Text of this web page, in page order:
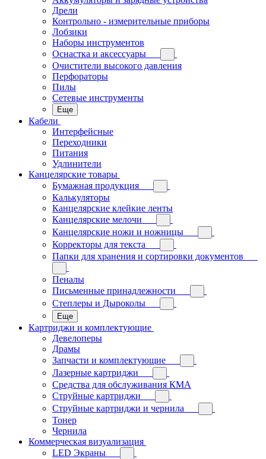
Дрели
Контрольно - измерительные приборы
Лобзики
Наборы инструментов
Оснастка и аксессуары
Очистители высокого давления
Перфораторы
Пилы
Сетевые инструменты
Еще
Кабели
Интерфейсные
Переходники
Питания
Удлинители
Канцелярские товары
Бумажная продукция
Калькуляторы
Канцелярские клейкие ленты
Канцелярские мелочи
Канцелярские ножи и ножницы
Корректоры для текста
Папки для хранения и сортировки документов
Пеналы
Письменные принадлежности
Степлеры и Дыроколы
Еще
Картриджи и комплектующие
Девелоперы
Драмы
Запчасти и комплектующие
Лазерные картриджи
Средства для обслуживания КМА
Струйные картриджи
Струйные картриджи и чернила
Тонер
Чернила
Коммерческая визуализация
LED Экраны